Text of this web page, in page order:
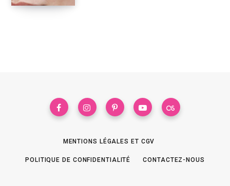
MENTIONS LÉGALES ET CGV
POLITIQUE DE CONFIDENTIALITÉ CONTACTEZ-NOUS